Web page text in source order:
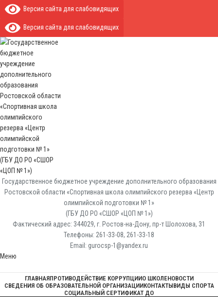
Версия сайта для слабовидящих
Версия сайта для слабовидящих
Государственное бюджетное учреждение дополнительного образования
Ростовской области «Спортивная школа олимпийского резерва «Центр
олимпийской подготовки № 1»
(ГБУ ДО РО «СШОР «ЦОП № 1»)
Фактический адрес: 344029, г. Ростов-на-Дону, пр-т Шолохова, 31
Телефоны: 261-33-08, 261-33-18
Email: gurocsp-1@yandex.ru
Меню
ГЛАВНАЯПРОТИВОДЕЙСТВИЕ КОРРУПЦИИО ШКОЛЕНОВОСТИ
СВЕДЕНИЯ ОБ ОБРАЗОВАТЕЛЬНОЙ ОРГАНИЗАЦИИКОНТАКТЫВИДЫ СПОРТА
СОЦИАЛЬНЫЙ СЕРТИФИКАТ ДО